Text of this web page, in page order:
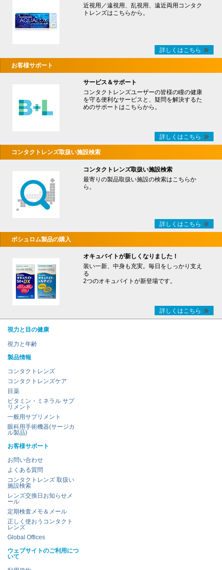
近視用／遠視用、乱視用、遠近両用コンタク
トレンズはこちらから。
詳しくはこちら
お客様サポート
サービス＆サポート
コンタクトレンズユーザーの皆様の瞳の健康
を守る便利なサービスと、疑問を解決するた
めのサポートはこちらから。
詳しくはこちら
コンタクトレンズ取扱い施設検索
コンタクトレンズ取扱い施設検索
最寄りの製品取扱い施設の検索はこちらか
ら。
詳しくはこちら
ボシュロム製品の購入
オキュバイトが新しくなりました！
装い一新、中身も充実。毎日をしっかり支え
る
2つのオキュバイトが新登場です。
詳しくはこちら
視力と目の健康
視力と年齢
製品情報
コンタクトレンズ
コンタクトレンズケア
目薬
ビタミン・ミネラル サプ
リメント
一般用サプリメント
眼科用手術機器(サージカ
ル製品)
お客様サポート
お問い合わせ
よくある質問
コンタクトレンズ 取扱い
施設検索
レンズ交換日お知らせメ
ール
定期検査メモ＆メール
正しく使おうコンタクト
レンズ
Global Offices
ウェブサイトのご利用につ
いて